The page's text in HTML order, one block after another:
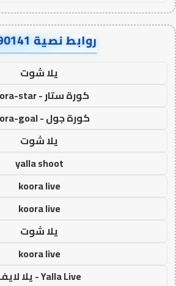
روابط نصية AA90141
يلا شوت
كورة ستار - koora-star
كورة جول - koora-goal
يلا شوت
yalla shoot
koora live
koora live
يلا شوت
koora live
Yalla Live - يلا لايف